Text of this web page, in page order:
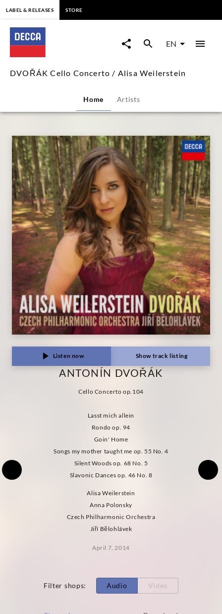
DVOŘÁK
Cello
Concerto
Alisa
Weilerstein
Decca
Classics
LABEL & RELEASES STORE
EN
DVOŘÁK Cello Concerto / Alisa Weilerstein
Home Artists
Listen now Show track listing
ANTONÍN DVOŘÁK
Cello Concerto op.104
Lasst mich allein
Rondo op. 94
Goin' Home
Songs my mother taught me op. 55 No. 4
Silent Woods op. 68 No. 5
Slavonic Dances op. 46 No. 8
Alisa Weilerstein
Anna Polonsky
Czech Philharmonic Orchestra
Jiří Bĕlohlávek
April 7, 2014
Filter shops: Audio Video